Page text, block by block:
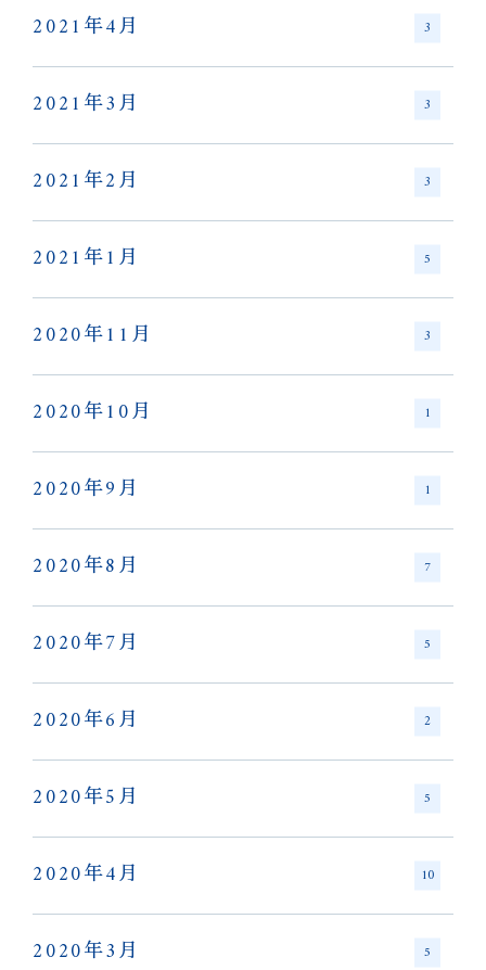
2021年4月 3
2021年3月 3
2021年2月 3
2021年1月 5
2020年11月 3
2020年10月 1
2020年9月 1
2020年8月 7
2020年7月 5
2020年6月 2
2020年5月 5
2020年4月 10
2020年3月 5